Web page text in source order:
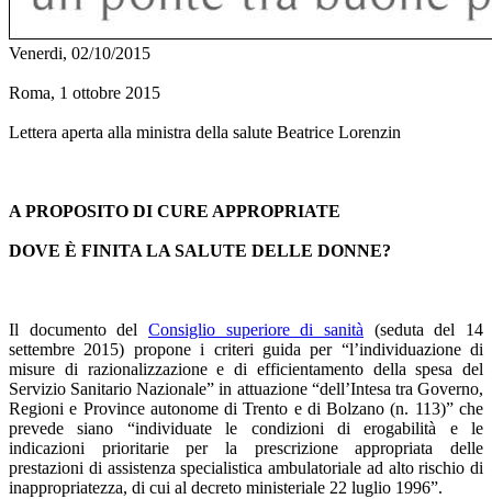
Venerdi, 02/10/2015
Roma, 1 ottobre 2015
Lettera aperta alla ministra della salute Beatrice Lorenzin
A PROPOSITO DI CURE APPROPRIATE
DOVE È FINITA LA SALUTE DELLE DONNE?
Il documento del Consiglio superiore di sanità (seduta del 14
settembre 2015) propone i criteri guida per “l’individuazione di
misure di razionalizzazione e di efficientamento della spesa del
Servizio Sanitario Nazionale” in attuazione “dell’Intesa tra Governo,
Regioni e Province autonome di Trento e di Bolzano (n. 113)” che
prevede siano “individuate le condizioni di erogabilità e le
indicazioni prioritarie per la prescrizione appropriata delle
prestazioni di assistenza specialistica ambulatoriale ad alto rischio di
inappropriatezza, di cui al decreto ministeriale 22 luglio 1996”.